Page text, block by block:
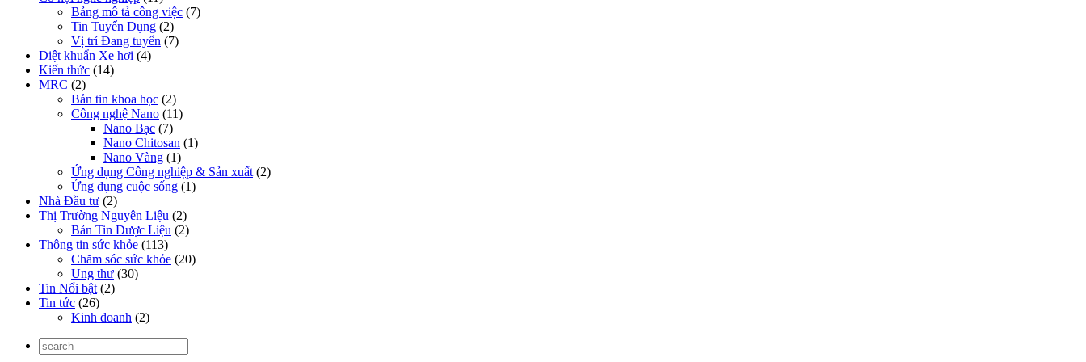
Bảng mô tả công việc (7)
Tin Tuyển Dụng (2)
Vị trí Đang tuyển (7)
Diệt khuẩn Xe hơi (4)
Kiến thức (14)
MRC (2)
Bản tin khoa học (2)
Công nghệ Nano (11)
Nano Bạc (7)
Nano Chitosan (1)
Nano Vàng (1)
Ứng dụng Công nghiệp & Sản xuất (2)
Ứng dụng cuộc sống (1)
Nhà Đầu tư (2)
Thị Trường Nguyên Liệu (2)
Bản Tin Dược Liệu (2)
Thông tin sức khỏe (113)
Chăm sóc sức khỏe (20)
Ung thư (30)
Tin Nổi bật (2)
Tin tức (26)
Kinh doanh (2)